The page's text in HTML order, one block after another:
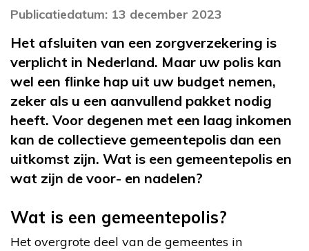
Publicatiedatum: 13 december 2023
Het afsluiten van een zorgverzekering is
verplicht in Nederland. Maar uw polis kan
wel een flinke hap uit uw budget nemen,
zeker als u een aanvullend pakket nodig
heeft. Voor degenen met een laag inkomen
kan de collectieve gemeentepolis dan een
uitkomst zijn. Wat is een gemeentepolis en
wat zijn de voor- en nadelen?
Wat is een gemeentepolis?
Het overgrote deel van de gemeentes in